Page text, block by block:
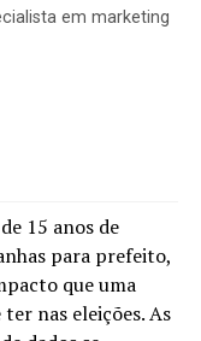
em marketing
15 anos de
para prefeito,
que uma
nas eleições. As